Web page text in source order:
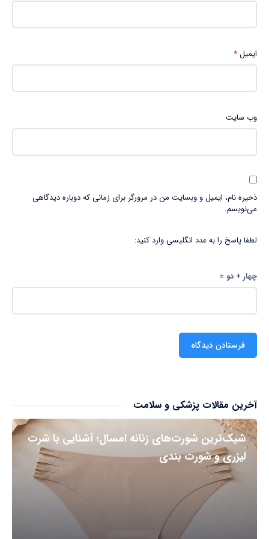
ایمیل*
وب‌ سایت
ذخیره نام، ایمیل و وبسایت من در مرورگر برای زمانی که دوباره دیدگاهی
می‌نویسم.
لطفا پاسخ را به عدد انگلیسی وارد کنید:
چهار + دو =
آخرین مقالات پزشکی و سلامت
شیک‌ترین شورت‌های زنانه امسال؛ آشنایی با شرت
لیزری و شورت بندی